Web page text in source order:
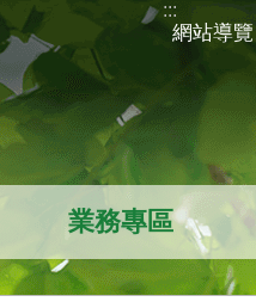
:::
網站導覽
業務專區